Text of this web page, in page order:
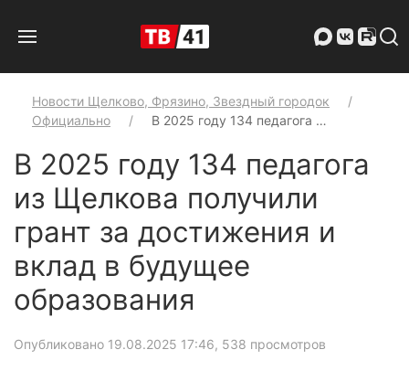
Новости Щелково, Фрязино, Звездный городок
Официально
В 2025 году 134 педагога …
В 2025 году 134 педагога
из Щелкова получили
грант за достижения и
вклад в будущее
образования
Опубликовано 19.08.2025 17:46, 538 просмотров